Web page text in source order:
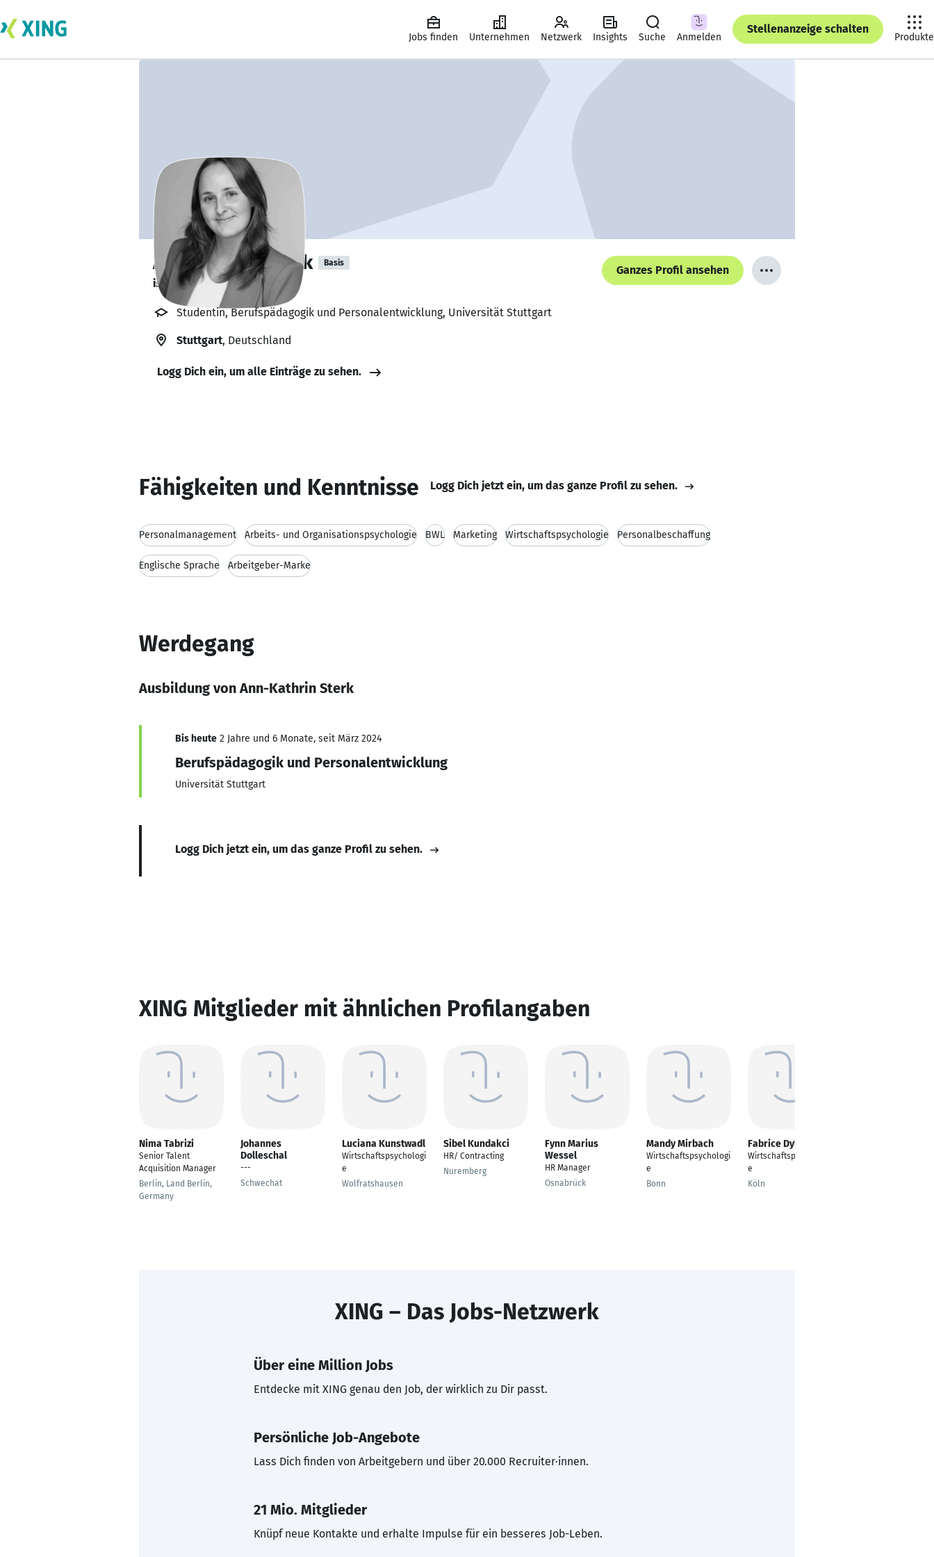
Jobs finden Unternehmen Netzwerk Insights Suche Anmelden
Stellenanzeige schalten
Produkte
Ann-Kathrin Sterk Basis
ist offen für Projekte. 🔎
Ganzes Profil ansehen
Studentin, Berufspädagogik und Personalentwicklung, Universität Stuttgart
Stuttgart, Deutschland
Logg Dich ein, um alle Einträge zu sehen.
Fähigkeiten und Kenntnisse Logg Dich jetzt ein, um das ganze Profil zu sehen.
Personalmanagement Arbeits- und Organisationspsychologie BWL Marketing Wirtschaftspsychologie Personalbeschaffung
Englische Sprache Arbeitgeber-Marke
Werdegang
Ausbildung von Ann-Kathrin Sterk
Bis heute 2 Jahre und 6 Monate, seit März 2024
Berufspädagogik und Personalentwicklung
Universität Stuttgart
Logg Dich jetzt ein, um das ganze Profil zu sehen.
XING Mitglieder mit ähnlichen Profilangaben
Nima Tabrizi
Senior Talent
Acquisition Manager
Berlin, Land Berlin,
Germany
Johannes
Dolleschal
---
Schwechat
Luciana Kunstwadl
Wirtschaftspsychologi
e
Wolfratshausen
Sibel Kundakci
HR/ Contracting
Nuremberg
Fynn Marius
Wessel
HR Manager
Osnabrück
Mandy Mirbach
Wirtschaftspsychologi
e
Bonn
Fabrice Dylong
Wirtschaftspsychologi
e
Köln
XING – Das Jobs-Netzwerk
Über eine Million Jobs
Entdecke mit XING genau den Job, der wirklich zu Dir passt.
Persönliche Job-Angebote
Lass Dich finden von Arbeitgebern und über 20.000 Recruiter·innen.
21 Mio. Mitglieder
Knüpf neue Kontakte und erhalte Impulse für ein besseres Job-Leben.